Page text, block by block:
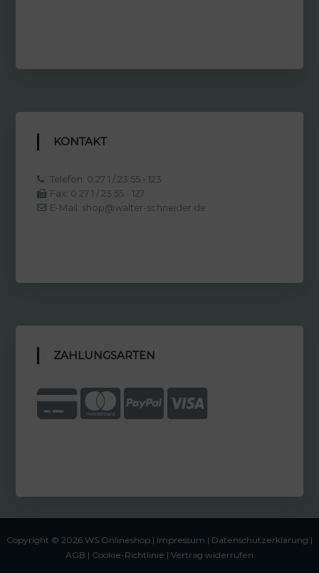
KONTAKT
Telefon: 0 27 1 / 23 55 - 123
Fax: 0 27 1 / 23 55 - 127
E-Mail: shop@walter-schneider.de
ZAHLUNGSARTEN
Copyright © 2026 WS Onlineshop | Impressum | Datenschutzerklärung |
AGB | Cookie-Richtlinie | Vertrag widerrufen